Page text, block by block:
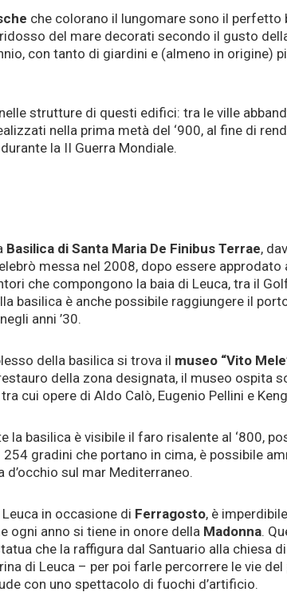
che colorano il lungomare sono il perfetto
del mare decorati secondo il gusto
con tanto di giardini e (almeno in origine)
strutture di questi edifici: tra le ville
nella prima metà del ‘900, al fine di
la II Guerra Mondiale.
Basilica di Santa Maria De Finibus Terrae,
messa nel 2008, dopo essere approdato
che compongono la baia di Leuca, tra il
basilica è anche possibile raggiungere il
anni ’30.
della basilica si trova il museo “Vito
della zona designata, il museo ospita
cui opere di Aldo Calò, Eugenio Pellini e
la basilica è visibile il faro risalente al ‘800,
254 gradini che portano in cima, è possibile
d’occhio sul mar Mediterraneo.
in occasione di Ferragosto, è
ogni anno si tiene in onore della Madonna.
che la raffigura dal Santuario alla chiesa
di Leuca – per poi farle percorrere le vie del
con uno spettacolo di fuochi d’artificio.